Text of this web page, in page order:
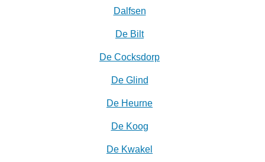
Dalfsen
De Bilt
De Cocksdorp
De Glind
De Heurne
De Koog
De Kwakel